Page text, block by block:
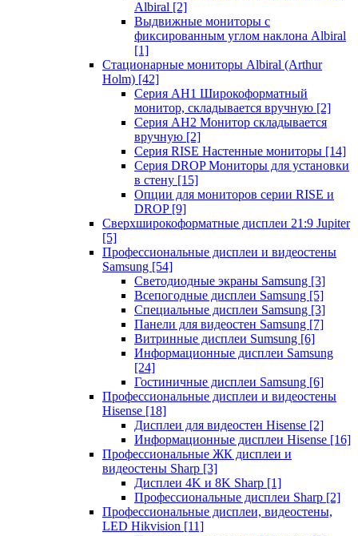
Albiral [2]
Выдвижные мониторы с
фиксированным углом наклона Albiral
[1]
Стационарные мониторы Albiral (Arthur
Holm) [42]
Серия AH1 Широкоформатный
монитор, складывается вручную [2]
Серия AH2 Монитор складывается
вручную [2]
Серия RISE Настенные мониторы [14]
Серия DROP Мониторы для установки
в стену [15]
Опции для мониторов серии RISE и
DROP [9]
Сверхширокоформатные дисплеи 21:9 Jupiter
[5]
Профессиональные дисплеи и видеостены
Samsung [54]
Светодиодные экраны Samsung [3]
Всепогодные дисплеи Samsung [5]
Специальные дисплеи Samsung [3]
Панели для видеостен Samsung [7]
Витринные дисплеи Sumsung [6]
Информационные дисплеи Samsung
[24]
Гостиничные дисплеи Samsung [6]
Профессиональные дисплеи и видеостены
Hisense [18]
Дисплеи для видеостен Hisense [2]
Информационные дисплеи Hisense [16]
Профессиональные ЖК дисплеи и
видеостены Sharp [3]
Дисплеи 4K и 8K Sharp [1]
Профессиональные дисплеи Sharp [2]
Профессиональные дисплеи, видеостены,
LED Hikvision [11]